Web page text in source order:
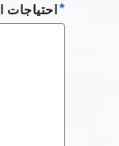
احتياجات